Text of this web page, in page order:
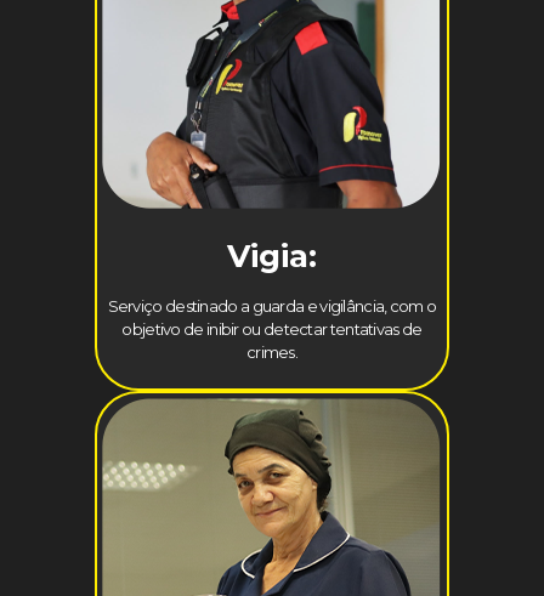
Vigia:
Serviço destinado a guarda e vigilância, com o
objetivo de inibir ou detectar tentativas de
crimes.